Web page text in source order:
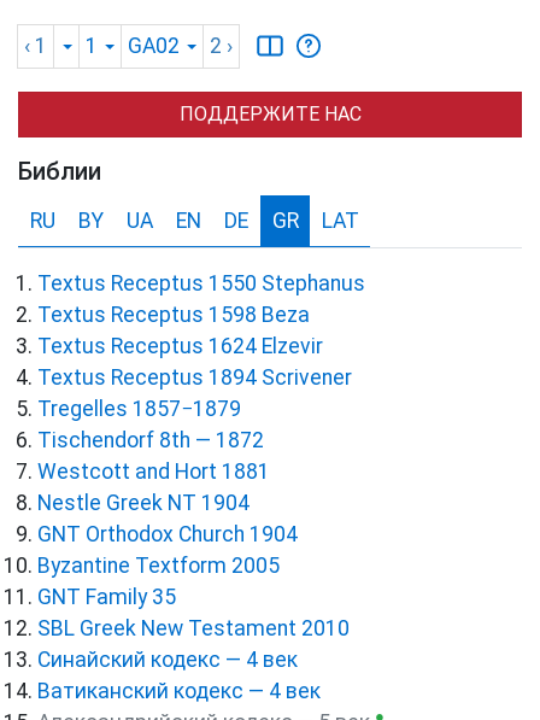
‹ 1 1 GA02 2 ›
ПОДДЕРЖИТЕ НАС
Библии
RU BY UA EN DE GR LAT
Textus Receptus 1550 Stephanus
Textus Receptus 1598 Beza
Textus Receptus 1624 Elzevir
Textus Receptus 1894 Scrivener
Tregelles 1857−1879
Tischendorf 8th — 1872
Westcott and Hort 1881
Nestle Greek NT 1904
GNT Orthodox Church 1904
Byzantine Textform 2005
GNT Family 35
SBL Greek New Testament 2010
Синайский кодекс — 4 век
Ватиканский кодекс — 4 век
●